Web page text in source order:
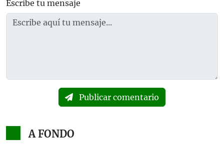
Escribe tu mensaje
Publicar comentario
A FONDO